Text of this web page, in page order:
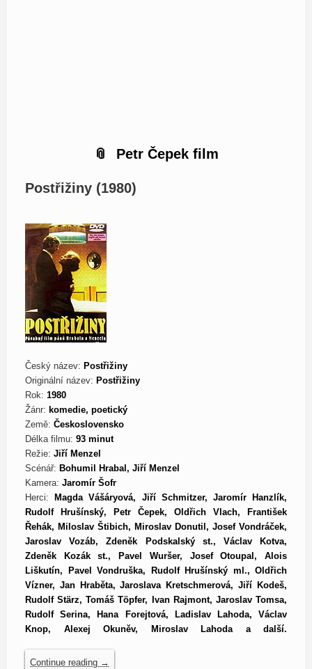
Petr Čepek film
Postřižiny (1980)
Český název: Postřižiny
Originální název: Postřižiny
Rok: 1980
Žánr: komedie, poetický
Země: Československo
Délka filmu: 93 minut
Režie: Jiří Menzel
Scénář: Bohumil Hrabal, Jiří Menzel
Kamera: Jaromír Šofr
Herci:
Magda Vášáryová, Jiří Schmitzer, Jaromír Hanzlík,
Rudolf Hrušínský, Petr Čepek, Oldřich Vlach, František
Řehák, Miloslav Štibich, Miroslav Donutil, Josef Vondráček,
Jaroslav Vozáb, Zdeněk Podskalský st., Václav Kotva,
Zdeněk Kozák st., Pavel Wuršer, Josef Otoupal, Alois
Liškutín, Pavel Vondruška, Rudolf Hrušínský ml., Oldřich
Vízner, Jan Hraběta, Jaroslava Kretschmerová, Jiří Kodeš,
Rudolf Stärz, Tomáš Töpfer, Ivan Rajmont, Jaroslav Tomsa,
Rudolf Serina, Hana Forejtová, Ladislav Lahoda, Václav
Knop, Alexej Okuněv, Miroslav Lahoda a další.
Continue reading →